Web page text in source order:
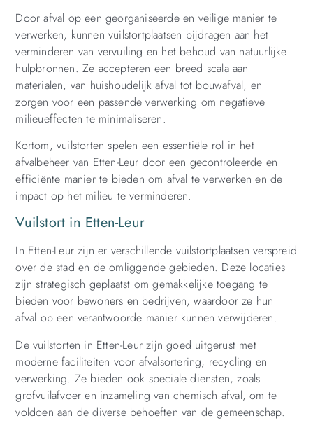
Door afval op een georganiseerde en veilige manier te
verwerken, kunnen vuilstortplaatsen bijdragen aan het
verminderen van vervuiling en het behoud van natuurlijke
hulpbronnen. Ze accepteren een breed scala aan
materialen, van huishoudelijk afval tot bouwafval, en
zorgen voor een passende verwerking om negatieve
milieueffecten te minimaliseren.
Kortom, vuilstorten spelen een essentiële rol in het
afvalbeheer van Etten-Leur door een gecontroleerde en
efficiënte manier te bieden om afval te verwerken en de
impact op het milieu te verminderen.
Vuilstort in Etten-Leur
In Etten-Leur zijn er verschillende vuilstortplaatsen verspreid
over de stad en de omliggende gebieden. Deze locaties
zijn strategisch geplaatst om gemakkelijke toegang te
bieden voor bewoners en bedrijven, waardoor ze hun
afval op een verantwoorde manier kunnen verwijderen.
De vuilstorten in Etten-Leur zijn goed uitgerust met
moderne faciliteiten voor afvalsortering, recycling en
verwerking. Ze bieden ook speciale diensten, zoals
grofvuilafvoer en inzameling van chemisch afval, om te
voldoen aan de diverse behoeften van de gemeenschap.